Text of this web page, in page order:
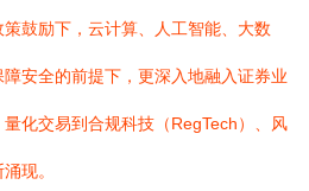
策鼓励下，云计算、人工智能、大数
安全的前提下，更深入地融入证券业
化交易到合规科技（RegTech）、风
现。